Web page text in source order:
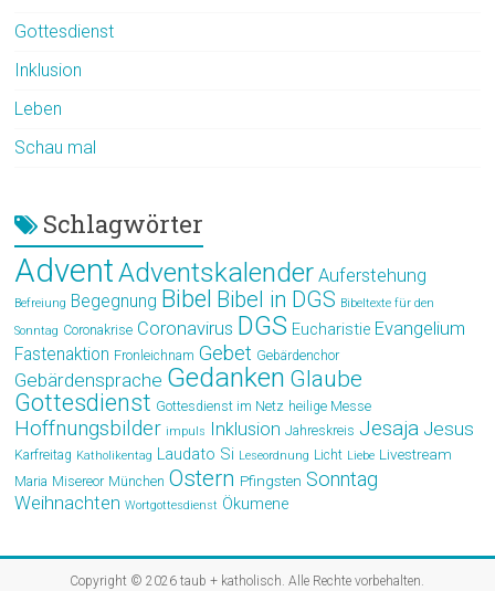
Gottesdienst
Inklusion
Leben
Schau mal
Schlagwörter
AdventAdventskalender Auferstehung
Befreiung Begegnung Bibel Bibel in DGS Bibeltexte für den
Sonntag Coronakrise Coronavirus DGS Eucharistie Evangelium
Fastenaktion Fronleichnam Gebet Gebärdenchor
Gebärdensprache Gedanken Glaube
Gottesdienst Gottesdienst im Netz heilige Messe
Hoffnungsbilder impuls Inklusion Jahreskreis Jesaja Jesus
Karfreitag Katholikentag Laudato Si Leseordnung Licht Liebe Livestream
Maria Misereor München Ostern Pfingsten Sonntag
Weihnachten Wortgottesdienst Ökumene
Copyright © 2026taub + katholisch . Alle Rechte vorbehalten.